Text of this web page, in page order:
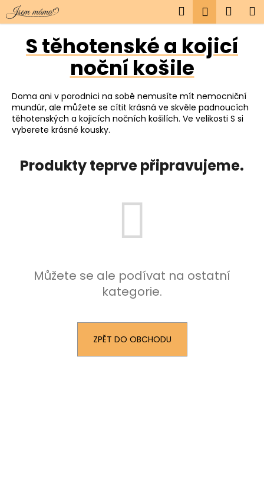
Přejít
na
obsah
Hledat
košík
S těhotenské a kojicí
noční košile
Doma ani v porodnici na sobě nemusíte mít nemocniční
mundúr, ale můžete se cítit krásná ve skvěle padnoucích
těhotenských a kojicích nočních košilích. Ve velikosti S si
vyberete krásné kousky.
Produkty teprve připravujeme.
Můžete se ale podívat na ostatní
kategorie.
ZPĚT DO OBCHODU
o
p
o
t
b